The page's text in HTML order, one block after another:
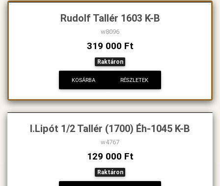
Rudolf Tallér 1603 K-B
w8096
319 000 Ft
Raktáron
KOSÁRBA RÉSZLETEK
I.Lipót 1/2 Tallér (1700) Éh-1045 K-B
w4767
129 000 Ft
Raktáron